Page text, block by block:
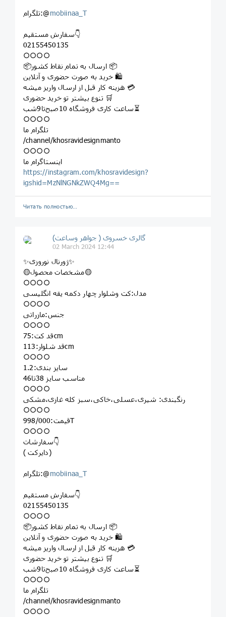
تلگرام:@mobiinaa_T
سفارش مستقیم👇
02155450135
○○○○
📦ارسال به تمام نقاط کشور 📦
خرید به صورت حضوری و آنلاین 🛍
هزینه کار قبل از ارسال واریز میشه 💳
تنوع بیشتر تو خرید حضوری 🛒
ساعت کاری فروشگاه 10صبح‌تا9شب⏳
○○○○
تلگرام ما
/channel/khosravidesignmanto
○○○○
اینستاگرام ما
https://instagram.com/khosravidesign?
igshid=MzNlNGNkZWQ4Mg==
Читать полностью…
گالری خسروی ( جواهر وساعت)
02 March 2024 12:44
✨ژورنال نوروزی✨
🟡مشخصات محصول🟡
○○○○
مدل:کت وشلوار چهار دکمه یقه انگلیسی
○○○○
جنس:مازراتی
○○○○
قد کت:75cm
قد شلوار:113cm
○○○○
سایز بندی:1.2
مناسب سایز 38تا46
○○○○
رنگبندی: شیری،عسلی،خاکی،سبز کله غازی،مشکی
○○○○
قیمت:998/000T
○○○○
سفارشات👇
( دایرکت)
تلگرام:@mobiinaa_T
سفارش مستقیم👇
02155450135
○○○○
📦ارسال به تمام نقاط کشور 📦
خرید به صورت حضوری و آنلاین 🛍
هزینه کار قبل از ارسال واریز میشه 💳
تنوع بیشتر تو خرید حضوری 🛒
ساعت کاری فروشگاه 10صبح‌تا9شب⏳
○○○○
تلگرام ما
/channel/khosravidesignmanto
○○○○